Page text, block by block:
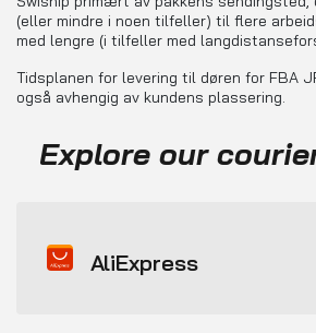
(eller mindre i noen tilfeller) til flere
med lengre (i tilfeller med
Tidsplanen for levering til døren for FBA
også avhengig av kundens plassering.
Explore our
AliExpress